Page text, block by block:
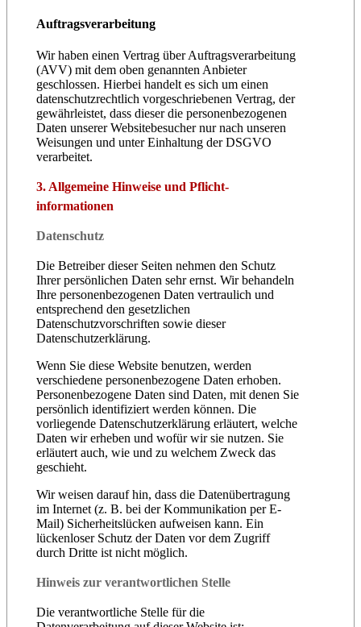
Auftragsverarbeitung
Wir haben einen Vertrag über Auftragsverarbeitung
(AVV) mit dem oben genannten Anbieter
geschlossen. Hierbei handelt es sich um einen
datenschutzrechtlich vorgeschriebenen Vertrag, der
gewährleistet, dass dieser die personenbezogenen
Daten unserer Websitebesucher nur nach unseren
Weisungen und unter Einhaltung der DSGVO
verarbeitet.
3. Allgemeine Hinweise und Pflicht­
informationen
Datenschutz
Die Betreiber dieser Seiten nehmen den Schutz
Ihrer persönlichen Daten sehr ernst. Wir behandeln
Ihre personenbezogenen Daten vertraulich und
entsprechend den gesetzlichen
Datenschutzvorschriften sowie dieser
Datenschutzerklärung.
Wenn Sie diese Website benutzen, werden
verschiedene personenbezogene Daten erhoben.
Personenbezogene Daten sind Daten, mit denen Sie
persönlich identifiziert werden können. Die
vorliegende Datenschutzerklärung erläutert, welche
Daten wir erheben und wofür wir sie nutzen. Sie
erläutert auch, wie und zu welchem Zweck das
geschieht.
Wir weisen darauf hin, dass die Datenübertragung
im Internet (z. B. bei der Kommunikation per E-
Mail) Sicherheitslücken aufweisen kann. Ein
lückenloser Schutz der Daten vor dem Zugriff
durch Dritte ist nicht möglich.
Hinweis zur verantwortlichen Stelle
Die verantwortliche Stelle für die